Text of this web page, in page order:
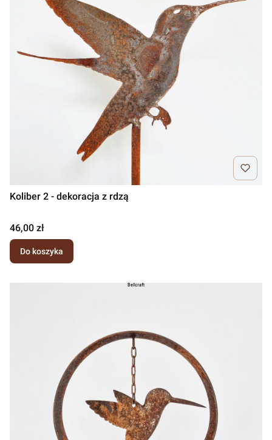
Koliber 2 - dekoracja z rdzą
Cena
46,00 zł
Do koszyka